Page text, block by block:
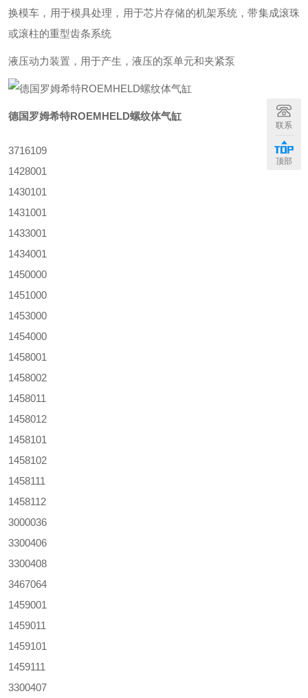
换模车，用于模具处理，用于芯片存储的机架系统，带集成滚珠
或滚柱的重型齿条系统
液压动力装置，用于产生，液压的泵单元和夹紧泵
德国罗姆希特ROEMHELD螺纹体气缸
3716109
1428001
1430101
1431001
1433001
1434001
1450000
1451000
1453000
1454000
1458001
1458002
1458011
1458012
1458101
1458102
1458111
1458112
3000036
3300406
3300408
3467064
1459001
1459011
1459101
1459111
3300407
联系
顶部